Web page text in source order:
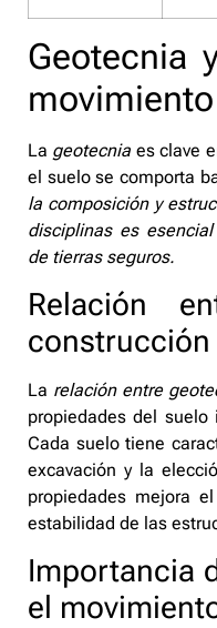
Geotecnia
La geotecnia es clave
el suelo se comporta
la composición y
disciplinas es
de tierrasseguros.
Relación
construcción
La relación entre
propiedades del
Cada suelo tiene
excavación y la
propiedades mejora
estabilidad de las
Importancia
el